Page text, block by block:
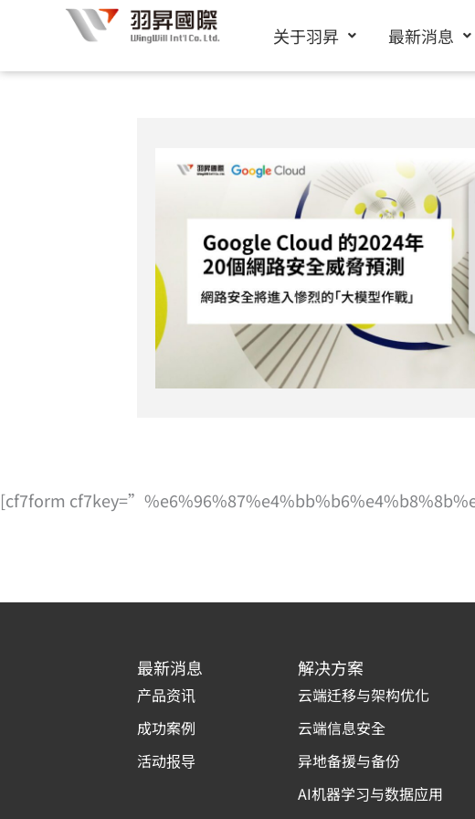
内
关于羽昇 最新消息
[cf7form
最新消息
产品资讯
成功案例
活动报导
解决方案
云端迁移与架构优化
云端信息安全
异地备援与备份
AI机器学习与数据应用